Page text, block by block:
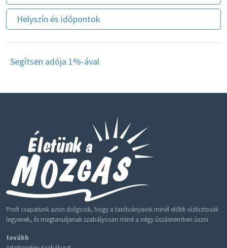
Helyszín és időpontok
Segítsen adója 1%-ával
Profi csapatunk azon dolgozik, hogy a tanítványaink minél előbb vízbiztosak
legyenek, és megtanuljanak szabályosan mind a négy úszásnemben úszni.
tovább